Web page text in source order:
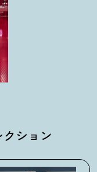
ション